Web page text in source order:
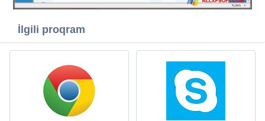
İlgili proqram